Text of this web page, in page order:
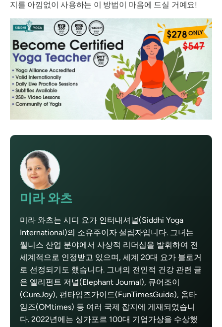
지를 아낌없이 사용하는 이 방법이 마음에 드실 거예요!
미라 와츠
미라 와츠는 시디 요가 인터내셔널(Siddhi Yoga
International)의 소유주이자 설립자입니다. 그녀는
웰니스 산업 분야에서 사상적 리더십을 발휘하여 전
세계적으로 인정받고 있으며, 세계 20대 요가 블로거
로 선정되기도 했습니다. 그녀의 전인적 건강 관련 글
은 엘리펀트 저널(Elephant Journal), 큐어조이
(CureJoy), 펀타임즈가이드(FunTimesGuide), 옴타
임즈(OMtimes) 등 여러 국제 잡지에 게재되었습니
다. 2022년에는 싱가포르 100대 기업가상을 수상했